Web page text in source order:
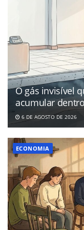
O gás invisível
acumular
6 DE AGOSTO DE 2026
ECONOMIA